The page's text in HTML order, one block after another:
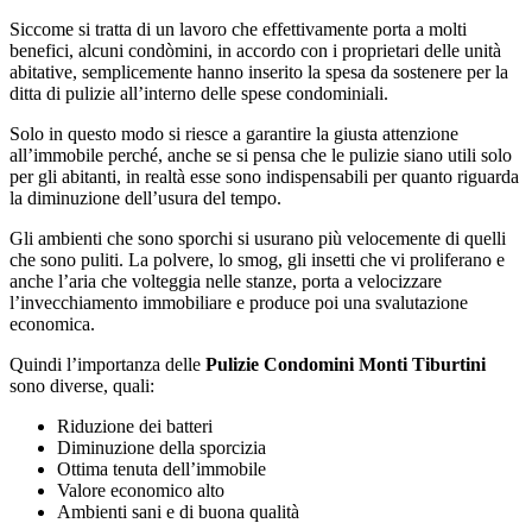
Siccome si tratta di un lavoro che effettivamente porta a molti
benefici, alcuni condòmini, in accordo con i proprietari delle unità
abitative, semplicemente hanno inserito la spesa da sostenere per la
ditta di pulizie all’interno delle spese condominiali.
Solo in questo modo si riesce a garantire la giusta attenzione
all’immobile perché, anche se si pensa che le pulizie siano utili solo
per gli abitanti, in realtà esse sono indispensabili per quanto riguarda
la diminuzione dell’usura del tempo.
Gli ambienti che sono sporchi si usurano più velocemente di quelli
che sono puliti. La polvere, lo smog, gli insetti che vi proliferano e
anche l’aria che volteggia nelle stanze, porta a velocizzare
l’invecchiamento immobiliare e produce poi una svalutazione
economica.
Quindi l’importanza delle Pulizie Condomini Monti Tiburtini
sono diverse, quali:
Riduzione dei batteri
Diminuzione della sporcizia
Ottima tenuta dell’immobile
Valore economico alto
Ambienti sani e di buona qualità